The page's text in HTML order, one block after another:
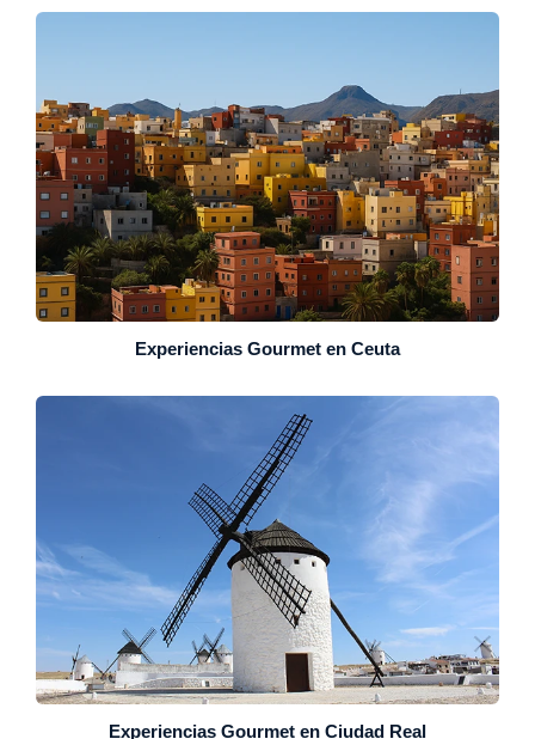
Experiencias Gourmet en Ceuta
Experiencias Gourmet en Ciudad Real